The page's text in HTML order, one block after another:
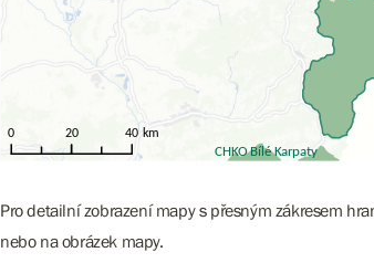
Pro detailní zobrazení mapy s přesným zákresem
nebo na obrázek mapy.